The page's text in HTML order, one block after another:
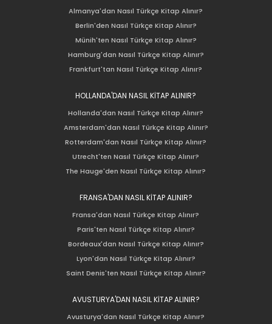
Almanya'dan Nasıl Türkçe Kitap Alınır?
Berlin'den Nasıl Türkçe Kitap Alınır?
Münih'ten Nasıl Türkçe Kitap Alınır?
Hamburg'dan Nasıl Türkçe Kitap Alınır?
Frankfurt'tan Nasıl Türkçe Kitap Alınır?
HOLLANDA'DAN NASIL KİTAP ALINIR?
Hollanda'dan Nasıl Türkçe Kitap Alınır?
Amsterdam'dan Nasıl Türkçe Kitap Alınır?
Rotterdam'dan Nasıl Türkçe Kitap Alınır?
Utrecht'ten Nasıl Türkçe Kitap Alınır?
The Hauge'den Nasıl Türkçe Kitap Alınır?
FRANSA'DAN NASIL KİTAP ALINIR?
Fransa'dan Nasıl Türkçe Kitap Alınır?
Paris'ten Nasıl Türkçe Kitap Alınır?
Bordeaux'dan Nasıl Türkçe Kitap Alınır?
Lyon'dan Nasıl Türkçe Kitap Alınır?
Saint Denis'ten Nasıl Türkçe Kitap Alınır?
AVUSTURYA'DAN NASIL KİTAP ALINIR?
Avusturya'dan Nasıl Türkçe Kitap Alınır?